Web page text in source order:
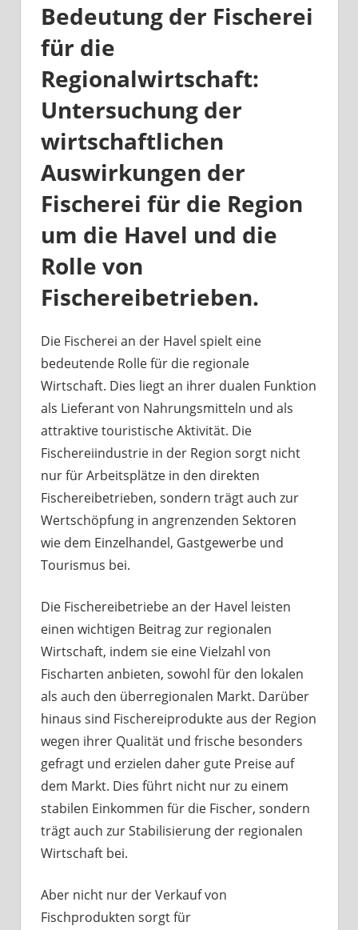
Bedeutung der Fischerei
für die
Regionalwirtschaft:
Untersuchung der
wirtschaftlichen
Auswirkungen der
Fischerei für die Region
um die Havel und die
Rolle von
Fischereibetrieben.
Die Fischerei an der Havel spielt eine
bedeutende Rolle für die regionale
Wirtschaft. Dies liegt an ihrer dualen Funktion
als Lieferant von Nahrungsmitteln und als
attraktive touristische Aktivität. Die
Fischereiindustrie in der Region sorgt nicht
nur für Arbeitsplätze in den direkten
Fischereibetrieben, sondern trägt auch zur
Wertschöpfung in angrenzenden Sektoren
wie dem Einzelhandel, Gastgewerbe und
Tourismus bei.
Die Fischereibetriebe an der Havel leisten
einen wichtigen Beitrag zur regionalen
Wirtschaft, indem sie eine Vielzahl von
Fischarten anbieten, sowohl für den lokalen
als auch den überregionalen Markt. Darüber
hinaus sind Fischereiprodukte aus der Region
wegen ihrer Qualität und frische besonders
gefragt und erzielen daher gute Preise auf
dem Markt. Dies führt nicht nur zu einem
stabilen Einkommen für die Fischer, sondern
trägt auch zur Stabilisierung der regionalen
Wirtschaft bei.
Aber nicht nur der Verkauf von
Fischprodukten sorgt für